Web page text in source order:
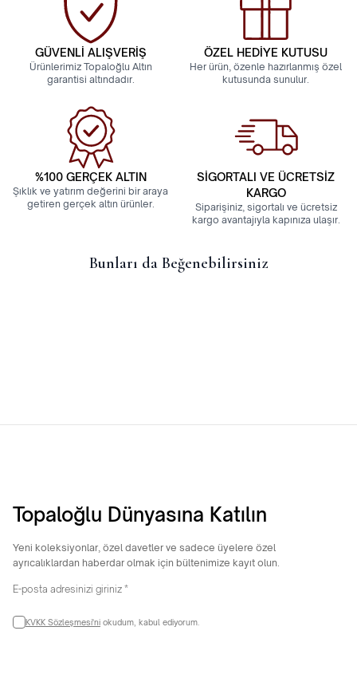
GÜVENLİ ALIŞVERİŞ
Ürünlerimiz Topaloğlu Altın
garantisi altındadır.
ÖZEL HEDİYE KUTUSU
Her ürün, özenle hazırlanmış özel
kutusunda sunulur.
%100 GERÇEK ALTIN
Şıklık ve yatırım değerini bir araya
getiren gerçek altın ürünler.
SİGORTALI VE ÜCRETSİZ
KARGO
Siparişiniz, sigortalı ve ücretsiz
kargo avantajıyla kapınıza ulaşır.
Bunları da Beğenebilirsiniz
Topaloğlu Dünyasına Katılın
Yeni koleksiyonlar, özel davetler ve sadece üyelere özel
ayrıcalıklardan haberdar olmak için bültenimize kayıt olun.
KVKK Sözleşmesi'ni okudum, kabul ediyorum.